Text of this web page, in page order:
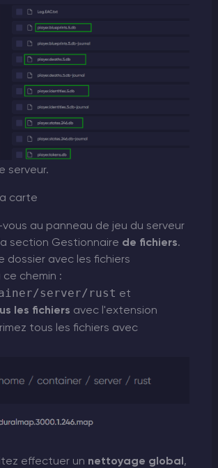
serveur.
carte
au panneau de jeu du serveur
section Gestionnaire de fichiers.
dossier avec les fichiers
chemin :
server/rust et
les fichiers avec l'extension
tous les fichiers avec
effectuer un nettoyage global ,